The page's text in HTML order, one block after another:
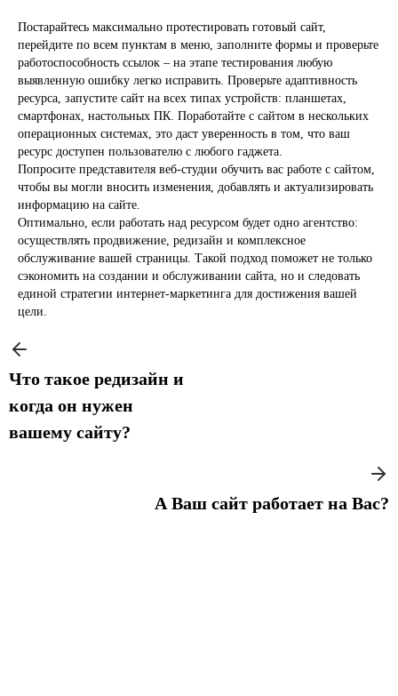
Постарайтесь максимально протестировать готовый сайт,
перейдите по всем пунктам в меню, заполните формы и проверьте
работоспособность ссылок – на этапе тестирования любую
выявленную ошибку легко исправить. Проверьте адаптивность
ресурса, запустите сайт на всех типах устройств: планшетах,
смартфонах, настольных ПК. Поработайте с сайтом в нескольких
операционных системах, это даст уверенность в том, что ваш
ресурс доступен пользователю с любого гаджета.
Попросите представителя веб-студии обучить вас работе с сайтом,
чтобы вы могли вносить изменения, добавлять и актуализировать
информацию на сайте.
Оптимально, если работать над ресурсом будет одно агентство:
осуществлять продвижение, редизайн и комплексное
обслуживание вашей страницы. Такой подход поможет не только
сэкономить на создании и обслуживании сайта, но и следовать
единой стратегии интернет-маркетинга для достижения вашей
цели.
Что такое редизайн и
когда он нужен
вашему сайту?
А Ваш сайт работает на Вас?